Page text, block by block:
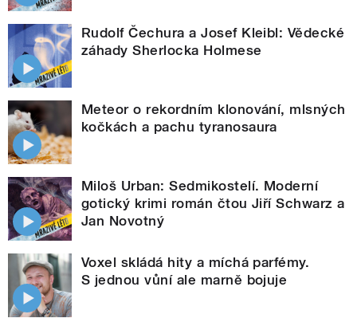
Rudolf Čechura a Josef Kleibl: Vědecké
záhady Sherlocka Holmese
Meteor o rekordním klonování, mlsných
kočkách a pachu tyranosaura
Miloš Urban: Sedmikostelí. Moderní
gotický krimi román čtou Jiří Schwarz a
Jan Novotný
Voxel skládá hity a míchá parfémy.
S jednou vůní ale marně bojuje